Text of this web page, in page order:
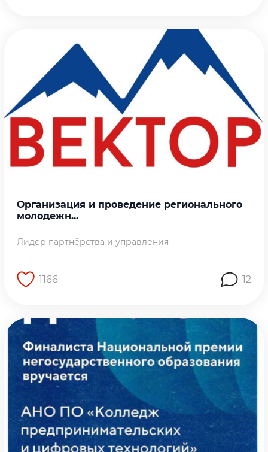
Организация и проведение регионального
молодежн...
Лидер партнёрства и управления
1166 12